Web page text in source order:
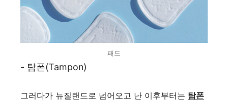
패드
- 탐폰(Tampon)
그러다가 뉴질랜드로 넘어오고 난 이후부터는 탐폰